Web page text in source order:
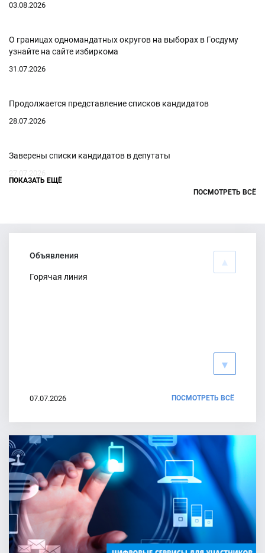
03.08.2026
О границах одномандатных округов на выборах в Госдуму
узнайте на сайте избиркома
31.07.2026
Продолжается представление списков кандидатов
28.07.2026
Заверены списки кандидатов в депутаты
27.07.2026
Заседание ТИК Цимлянского района
25.07.2026
ПОКАЗАТЬ ЕЩЁ
ПОСМОТРЕТЬ ВСЁ
Объявления
Горячая линия
07.07.2026
приему заявлений о включению
избирателей по месту нахождения
ПОСМОТРЕТЬ ВСЁ